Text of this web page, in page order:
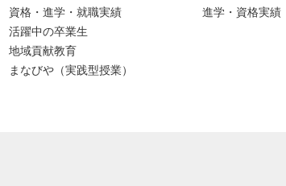
資格・進学・就職実績
活躍中の卒業生
地域貢献教育
まなびや（実践型授業）
進学・資格実績